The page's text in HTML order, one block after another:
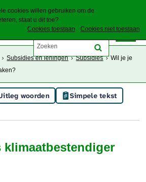
cookies willen gebruiken om de
staat u dit toe?
Cookies toestaan
Cookies niet toestaan
Subsidies en leningen Subsidies
Wil je je
woorden Simpele tekst